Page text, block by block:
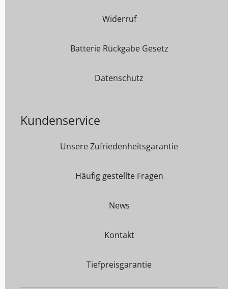
Widerruf
Batterie Rückgabe Gesetz
Datenschutz
Kundenservice
Unsere Zufriedenheitsgarantie
Häufig gestellte Fragen
News
Kontakt
Tiefpreisgarantie